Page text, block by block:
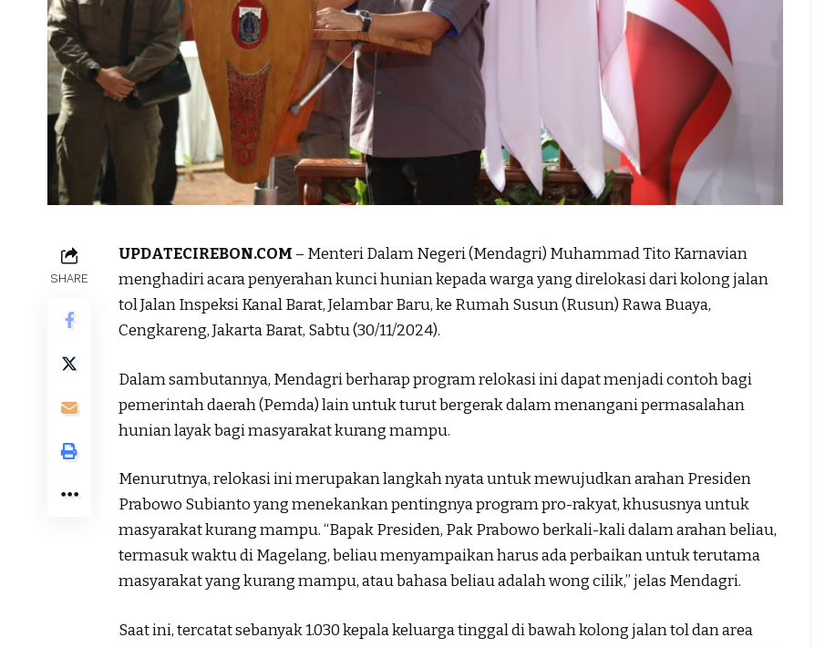
SHARE
UPDATECIREBON.COM – Menteri Dalam Negeri (Mendagri) Muhammad Tito Karnavian
menghadiri acara penyerahan kunci hunian kepada warga yang direlokasi dari kolong jalan
tol Jalan Inspeksi Kanal Barat, Jelambar Baru, ke Rumah Susun (Rusun) Rawa Buaya,
Cengkareng, Jakarta Barat, Sabtu (30/11/2024).
Dalam sambutannya, Mendagri berharap program relokasi ini dapat menjadi contoh bagi
pemerintah daerah (Pemda) lain untuk turut bergerak dalam menangani permasalahan
hunian layak bagi masyarakat kurang mampu.
Menurutnya, relokasi ini merupakan langkah nyata untuk mewujudkan arahan Presiden
Prabowo Subianto yang menekankan pentingnya program pro-rakyat, khususnya untuk
masyarakat kurang mampu. “Bapak Presiden, Pak Prabowo berkali-kali dalam arahan beliau,
termasuk waktu di Magelang, beliau menyampaikan harus ada perbaikan untuk terutama
masyarakat yang kurang mampu, atau bahasa beliau adalah wong cilik,” jelas Mendagri.
Saat ini, tercatat sebanyak 1.030 kepala keluarga tinggal di bawah kolong jalan tol dan area